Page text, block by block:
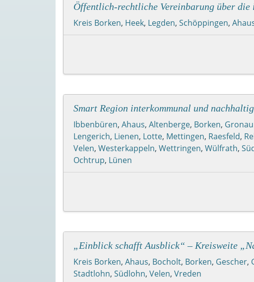
Öffentlich-rechtliche Vereinbarung über
Kreis Borken, Heek, Legden, Schöppingen,
Smart Region interkommunal und
Ibbenbüren, Ahaus, Altenberge, Borken,
Lengerich, Lienen, Lotte, Mettingen, Raesfeld,
Velen, Westerkappeln, Wettringen, Wülfrath,
Ochtrup, Lünen
„Einblick schafft Ausblick“ – Kreisweite
Kreis Borken, Ahaus, Bocholt, Borken, Gescher,
Stadtlohn, Südlohn, Velen, Vreden